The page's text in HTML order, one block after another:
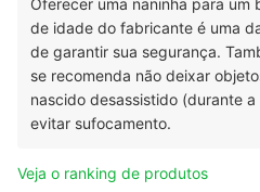
Oferecer uma naninha para
de idade do fabricante é uma
de garantir sua segurança.
se recomenda não deixar
nascido desassistido (durante
evitar sufocamento.
Veja o ranking de produtos